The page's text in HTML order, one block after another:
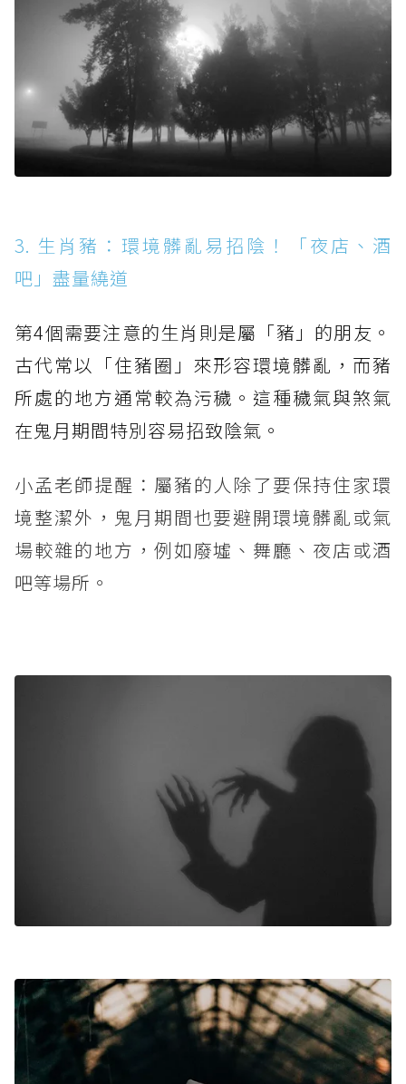
3. 生肖豬：環境髒亂易招陰！「夜店、酒
吧」盡量繞道
第4個需要注意的生肖則是屬「豬」的朋友。
古代常以「住豬圈」來形容環境髒亂，而豬
所處的地方通常較為污穢。這種穢氣與煞氣
在鬼月期間特別容易招致陰氣。
小孟老師提醒：屬豬的人除了要保持住家環
境整潔外，鬼月期間也要避開環境髒亂或氣
場較雜的地方，例如廢墟、舞廳、夜店或酒
吧等場所。